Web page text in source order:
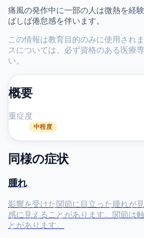
痛風の発作中に一部の人は微熱を経
ばしば倦怠感を伴います。
この情報は教育目的のみに使用され
スについては、必ず資格のある医療
い。
概要
重症度
中程度
同様の症状
腫れ
影響を受けた関節に目立った腫れが
感に見えることがあります。関節は
とがあります。